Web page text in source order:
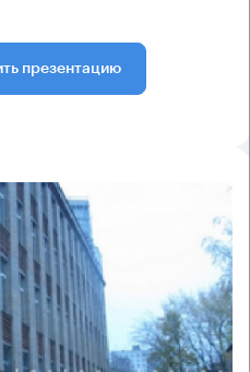
презентацию